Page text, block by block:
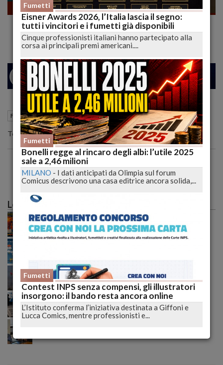
Fumetti
Torna il VIZIETTO! | lucadeejay
MILANO 26 29
Fumetti L'Aquila (AQ) 07 Maggio 2022 12:16
Torna il VIZIETTO!
Le più lette
Caldo record sull'Italia: il peggio deve ancora
arrivare, poi una possibile svolta meteo
Meteo ribaltato nel weekend: nubifragi e grandine,
Incendio tra Lucoli e Roio, massima allerta: continua
il monitoraggio senza sosta delle autorità
Trump alza la pressione sull’Iran: basi Usa nel mirino,
diplomazia ormai congelata
Fumetti
Eisner Awards 2026, l’Italia lascia il segno:
tutti i vincitori e i fumetti già disponibili
Cinque professionisti italiani hanno partecipato alla
corsa ai principali premi americani....
Fumetti
Bonelli regge al rincaro degli albi: l’utile 2025
sale a 2,46 milioni
MILANO - I dati anticipati da Olimpia sul forum
Comicus descrivono una casa editrice ancora solida,...
Fumetti
Contest INPS senza compensi, gli illustratori
insorgono: il bando resta ancora online
L’Istituto conferma l’iniziativa destinata a Giffoni e
Lucca Comics, mentre professionisti e...